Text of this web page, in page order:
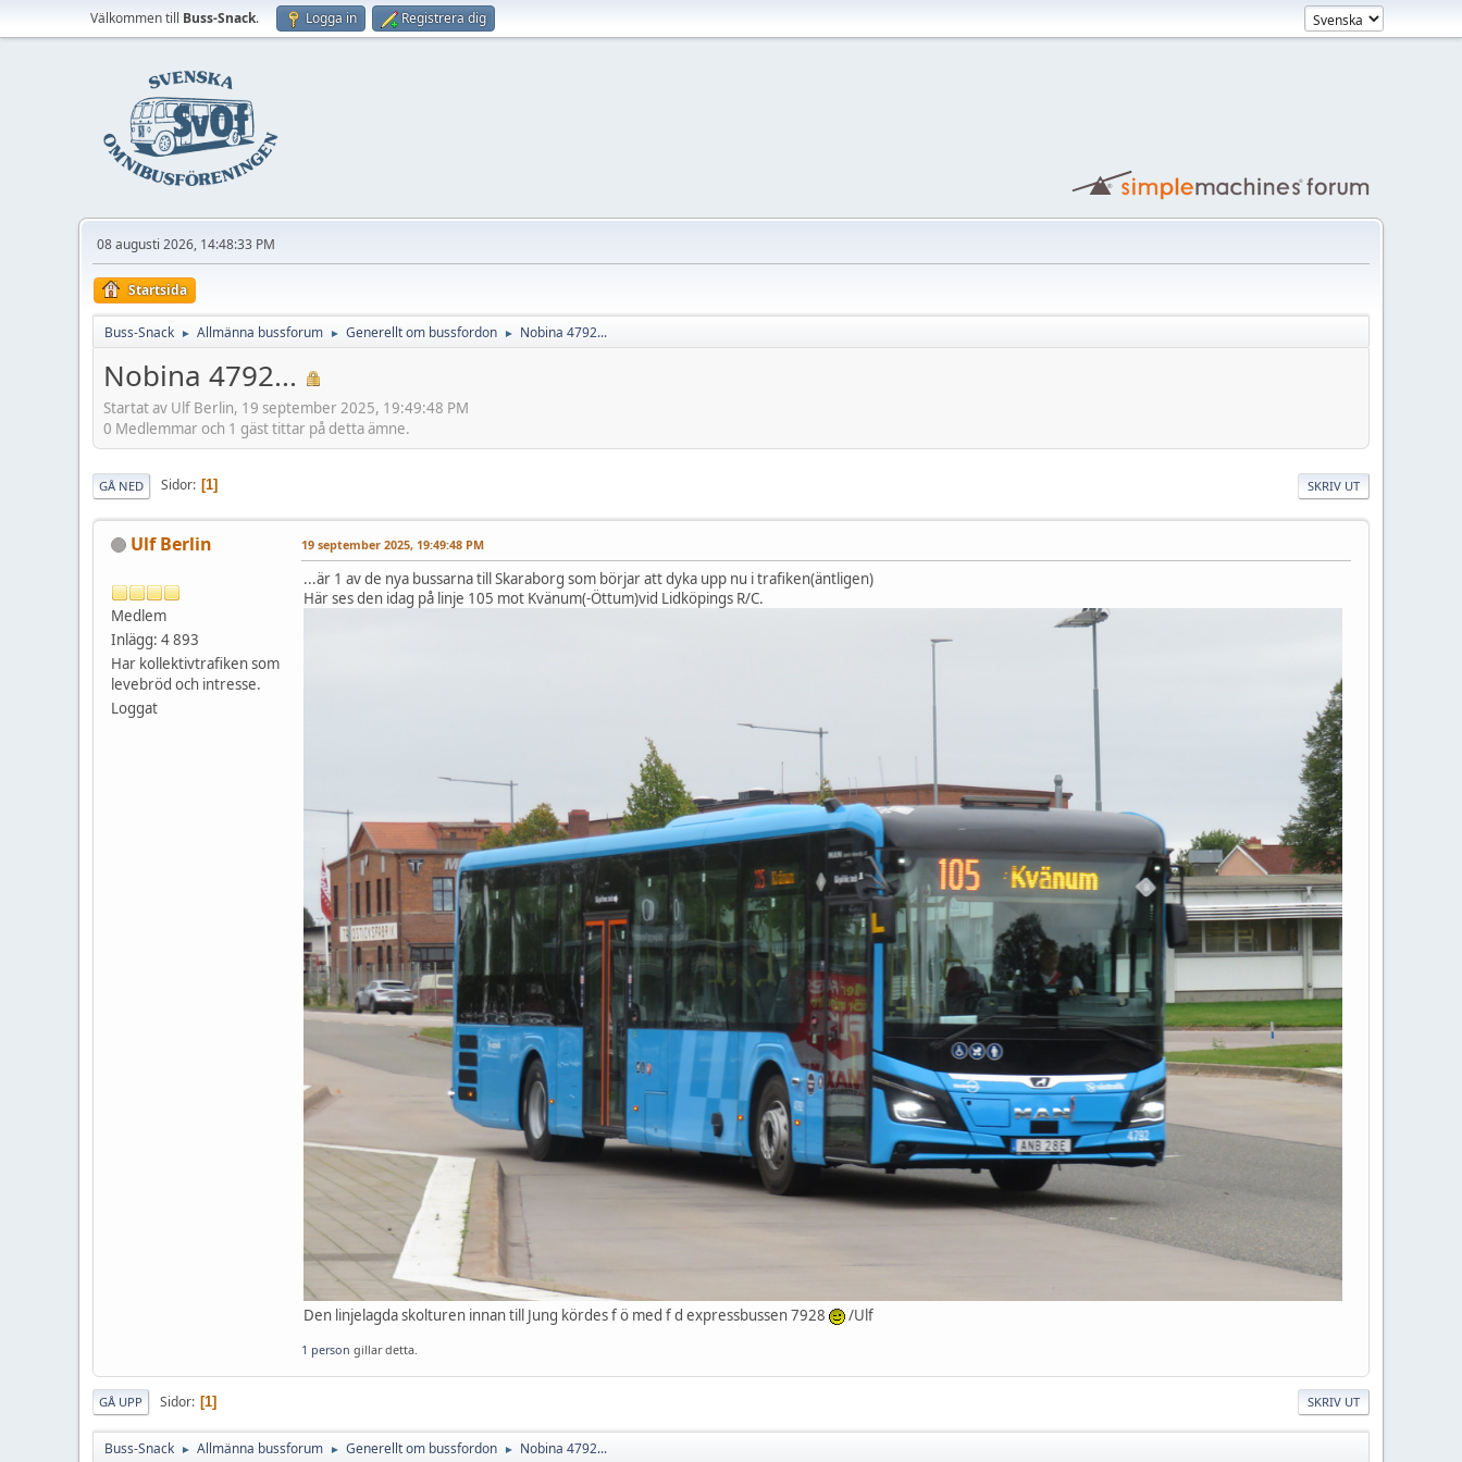
Välkommen till Buss-Snack. Logga in Registrera dig
08 augusti 2026, 14:48:33 PM
Startsida
Buss-Snack ► Allmänna bussforum ► Generellt om bussfordon ► Nobina 4792...
Nobina 4792...
Startat av Ulf Berlin, 19 september 2025, 19:49:48 PM
0 Medlemmar och 1 gäst tittar på detta ämne.
SKRIV UT
GÅ NED Sidor 1
Ulf Berlin
Medlem
Inlägg: 4 893
Har kollektivtrafiken som
levebröd och intresse.
Loggat
19 september 2025, 19:49:48 PM
...är 1 av de nya bussarna till Skaraborg som börjar att dyka upp nu i trafiken(äntligen)
Här ses den idag på linje 105 mot Kvänum(-Öttum)vid Lidköpings R/C.
Den linjelagda skolturen innan till Jung kördes f ö med f d expressbussen 7928 /Ulf
1 person gillar detta.
SKRIV UT
GÅ UPP Sidor 1
Buss-Snack ► Allmänna bussforum ► Generellt om bussfordon ► Nobina 4792...